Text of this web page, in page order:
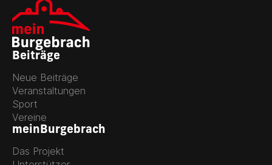
Beiträge
Neue Beiträge
Veranstaltungen
Sport
Vereine
meinBurgebrach
Das Projekt